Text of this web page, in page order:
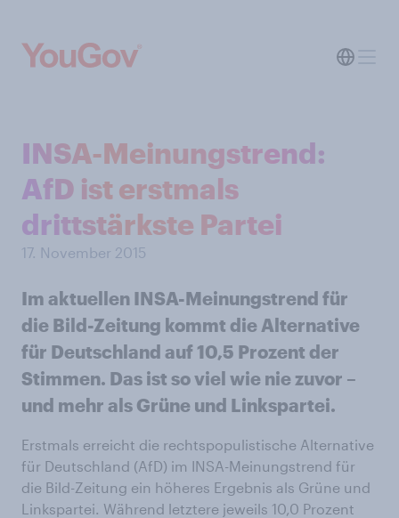
INSA-Meinungstrend:
AfD ist erstmals
drittstärkste Partei
17. November 2015
Im aktuellen INSA-Meinungstrend für
die Bild-Zeitung kommt die Alternative
für Deutschland auf 10,5 Prozent der
Stimmen. Das ist so viel wie nie zuvor –
und mehr als Grüne und Linkspartei.
Erstmals erreicht die rechtspopulistische Alternative
für Deutschland (AfD) im INSA-Meinungstrend für
die Bild-Zeitung ein höheres Ergebnis als Grüne und
Linkspartei. Während letztere jeweils 10,0 Prozent